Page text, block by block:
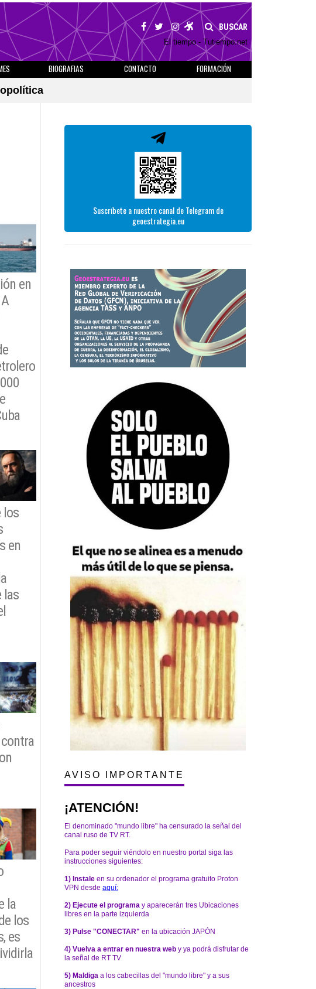
BUSCAR
El tiempo - Tutiempo.net
BIOGRAFIAS CONTACTO
FORMACIÓN
en
los
en
las
la
los
es
Suscríbete a nuestro canal de Telegram de
geoestrategia.eu
AVISO IMPORTANTE
¡ATENCIÓN!
El denominado "mundo libre" ha censurado la señal del
canal ruso de TV RT.
Para poder seguir viéndolo en nuestro portal siga las
instrucciones siguientes:
1) Instale en su ordenador el programa gratuito Proton
VPN desde aquí:
2) Ejecute el programa y aparecerán tres Ubicaciones
libres en la parte izquierda
3) Pulse "CONECTAR" en la ubicación JAPÓN
4) Vuelva a entrar en nuestra web y ya podrá disfrutar de
la señal de RT TV
5) Maldiga a los cabecillas del "mundo libre" y a sus
ancestros